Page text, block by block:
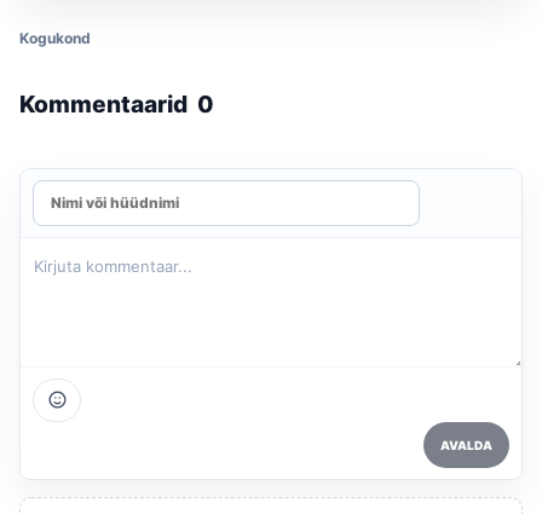
Kogukond
Kommentaarid 0
AVALDA